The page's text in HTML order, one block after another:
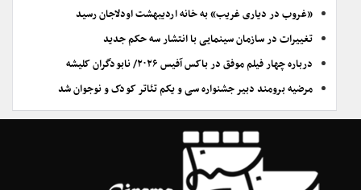
«غروب در دیاری غریب» به خانه اردیبهشت اودلاجان رسید
تغییرات در سازمان سینمایی با انتشار سه حکم جدید
درباره چهار فیلم موفق در باکس آفیس ۲۰۲۶/ نابودگران کلیشه
مرضیه برومند دبیر جشنواره سی و یکم تئاتر کودک و نوجوان شد